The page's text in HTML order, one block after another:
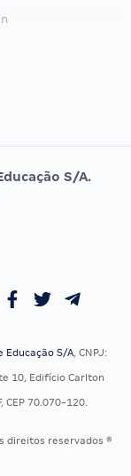
ORDEM
OAB
S/A.
Educação S/A, CNPJ:
10, Edifício Carlton
CEP 70.070-120.
direitos reservados ®